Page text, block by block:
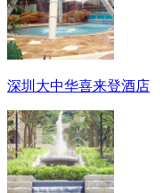
深圳大中华喜来登酒店